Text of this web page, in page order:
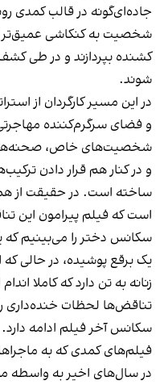
جاده‌ای‌گونه در قالب کمدی
شخصیت به کنکاشی عمیق‌تر
کشنده بپردازند و در طی کشف
شوند.
در این مسیر‌ کارگردان از
و فضای سرگرم‌کننده‌
شخصیت‌های خاص،
و در کنار هم قرار دادن
ساخته است. در حقیقت از
است که فیلم پیرامون این
سکانس دختر را می‌بینیم که
یک برقع پوشیده، در حالی
زنانه به تن دارد که کاملا
تناقض‌ها لحظات خنده‌داری
سکانس آخر فیلم ادامه دارد.
فیلم‌های کمدی که به
در سال‌های اخیر به واسطه